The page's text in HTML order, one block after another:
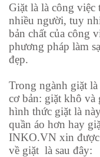
Giặt là là công
nhiều người, tuy
bản chất của công
phương pháp làm
đẹp.
Trong ngành giặt
cơ bản: giặt khô và
hình thức giặt là
quần áo hơn hay
INKO.VN xin được
về giặt là sau đây: